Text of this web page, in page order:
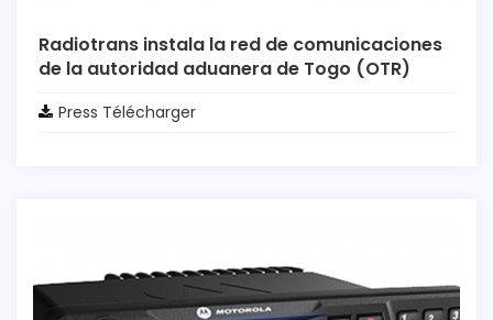
Radiotrans instala la red de comunicaciones
de la autoridad aduanera de Togo (OTR)
Press Télécharger